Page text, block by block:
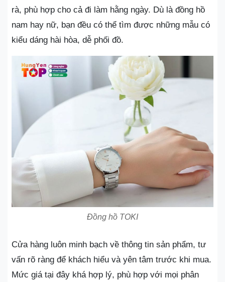
rà, phù hợp cho cả đi làm hằng ngày. Dù là đồng hồ
nam hay nữ, bạn đều có thể tìm được những mẫu có
kiểu dáng hài hòa, dễ phối đồ.
Đồng hồ TOKI
Cửa hàng luôn minh bạch về thông tin sản phẩm, tư
vấn rõ ràng để khách hiểu và yên tâm trước khi mua.
Mức giá tại đây khá hợp lý, phù hợp với mọi phân